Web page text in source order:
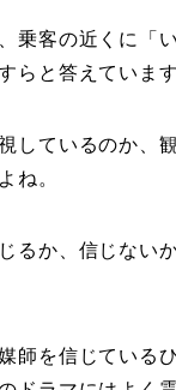
乗客の近くに「
らと答えています
しているのか、
ね。
るか、信じない
師を信じている